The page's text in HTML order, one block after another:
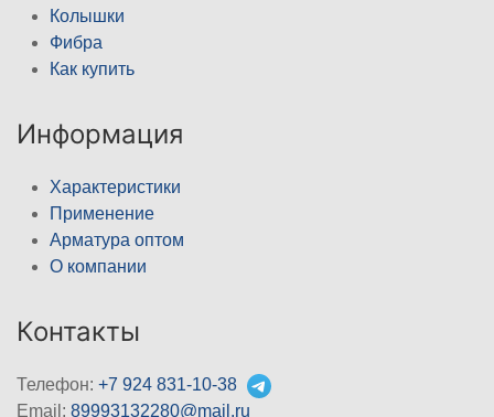
Колышки
Фибра
Как купить
Информация
Характеристики
Применение
Арматура оптом
О компании
Контакты
Телефон: +7 924 831-10-38
Email: 89993132280@mail.ru